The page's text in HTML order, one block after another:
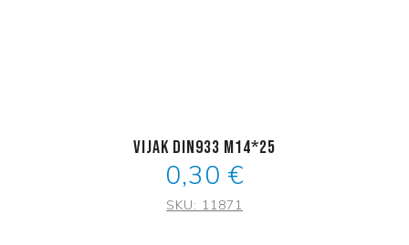
Vijak DIN933 M14*25
0,30 €
SKU: 11871